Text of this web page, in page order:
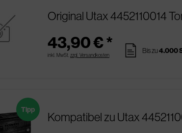
Original Utax 4452110014
43,90 € *
inkl. MwSt. zzgl. Versandkosten pages Bis zu4.000
Kompatibel zu Utax
Tipp